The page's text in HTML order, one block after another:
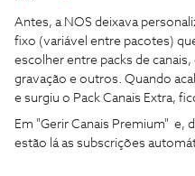
Antes, a NOS deixava
fixo (variável entre pacotes)
escolher entre packs de
gravação e outros. Quando
e surgiu o Pack Canais Extra,
Em "Gerir Canais Premium" e,
estão lá as subscrições